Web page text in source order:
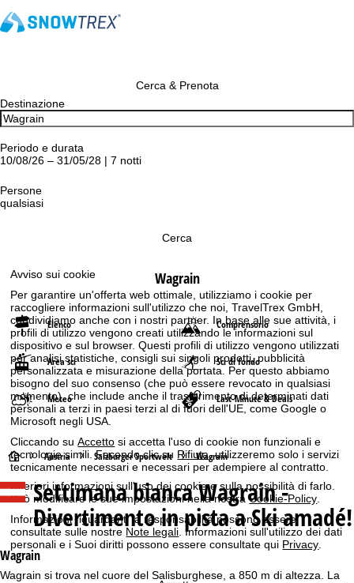
Avviso sui cookie
Per garantire un'offerta web ottimale, utilizziamo i cookie per
raccogliere informazioni sull'utilizzo che noi, TravelTrex GmbH,
condividiamo anche con i nostri partner. In base alle sue attività, i
profili di utilizzo vengono creati utilizzando le informazioni sul
dispositivo e sul browser. Questi profili di utilizzo vengono utilizzati
per analisi statistiche, consigli sui singoli prodotti, pubblicità
personalizzata e misurazione della portata. Per questo abbiamo
bisogno del suo consenso (che può essere revocato in qualsiasi
momento), che include anche il trasferimento di determinati dati
personali a terzi in paesi terzi al di fuori dell'UE, come Google o
Microsoft negli USA.
Cliccando suAccetto si accetta l'uso di cookie non funzionali e
tecnologie simili. Facendo clic su Rifiuta, utilizzeremo solo i servizi
tecnicamente necessari e necessari per adempiere al contratto.
Ulteriori informazioni sull'uso dei cookie e sulla possibilità di farlo.
Può modificare le sue impostazioni nella nostraCookie-Policy.
Informazioni riguardanti la responsabilità possono essere
consultate sulle nostre Note legali. Informazioni sull'utilizzo dei dati
personali e i Suoi diritti possono essere consultate qui Privacy.
Cerca & Prenota
Destinazione
Periodo e durata
10/08/26 – 31/05/28 | 7 notti
Persone
qualsiasi
Cerca
Wagrain
Elenco Comprensorio
Area sci Sci di fondo
Meteo Last-Minute & Deals
H
o
m
e
Austria Salzburger Sportwelt Wagrain
Settimana biancaWagrain -
Divertimento in pista a Ski amadé!
Wagrain
Wagrain si trova nel cuore del Salisburghese, a 850 m di altezza. La